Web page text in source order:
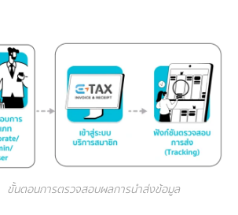
ขั้นตอนการตรวจสอบผลการนำส่งข้อมูล